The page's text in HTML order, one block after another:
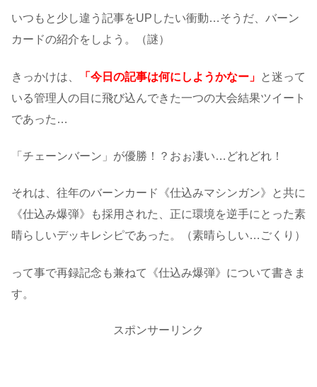
いつもと少し違う記事をUPしたい衝動…そうだ、バーン
カードの紹介をしよう。（謎）
きっかけは、 「今日の記事は何にしようかなー」
と迷って
いる管理人の目に飛び込んできた一つの大会結果ツイート
であった…
「チェーンバーン」が優勝！？おぉ凄い…どれどれ！
それは、往年のバーンカード《仕込みマシンガン》と共に
《仕込み爆弾》も採用された、正に環境を逆手にとった素
晴らしいデッキレシピであった。（素晴らしい…ごくり）
って事で再録記念も兼ねて《仕込み爆弾》について書きま
す。
スポンサーリンク